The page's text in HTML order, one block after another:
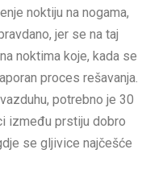
noktiju na nogama,
jer se na taj
noktima koje, kada se
proces rešavanja.
potrebno je 30
između prstiju dobro
se gljivice najčešće